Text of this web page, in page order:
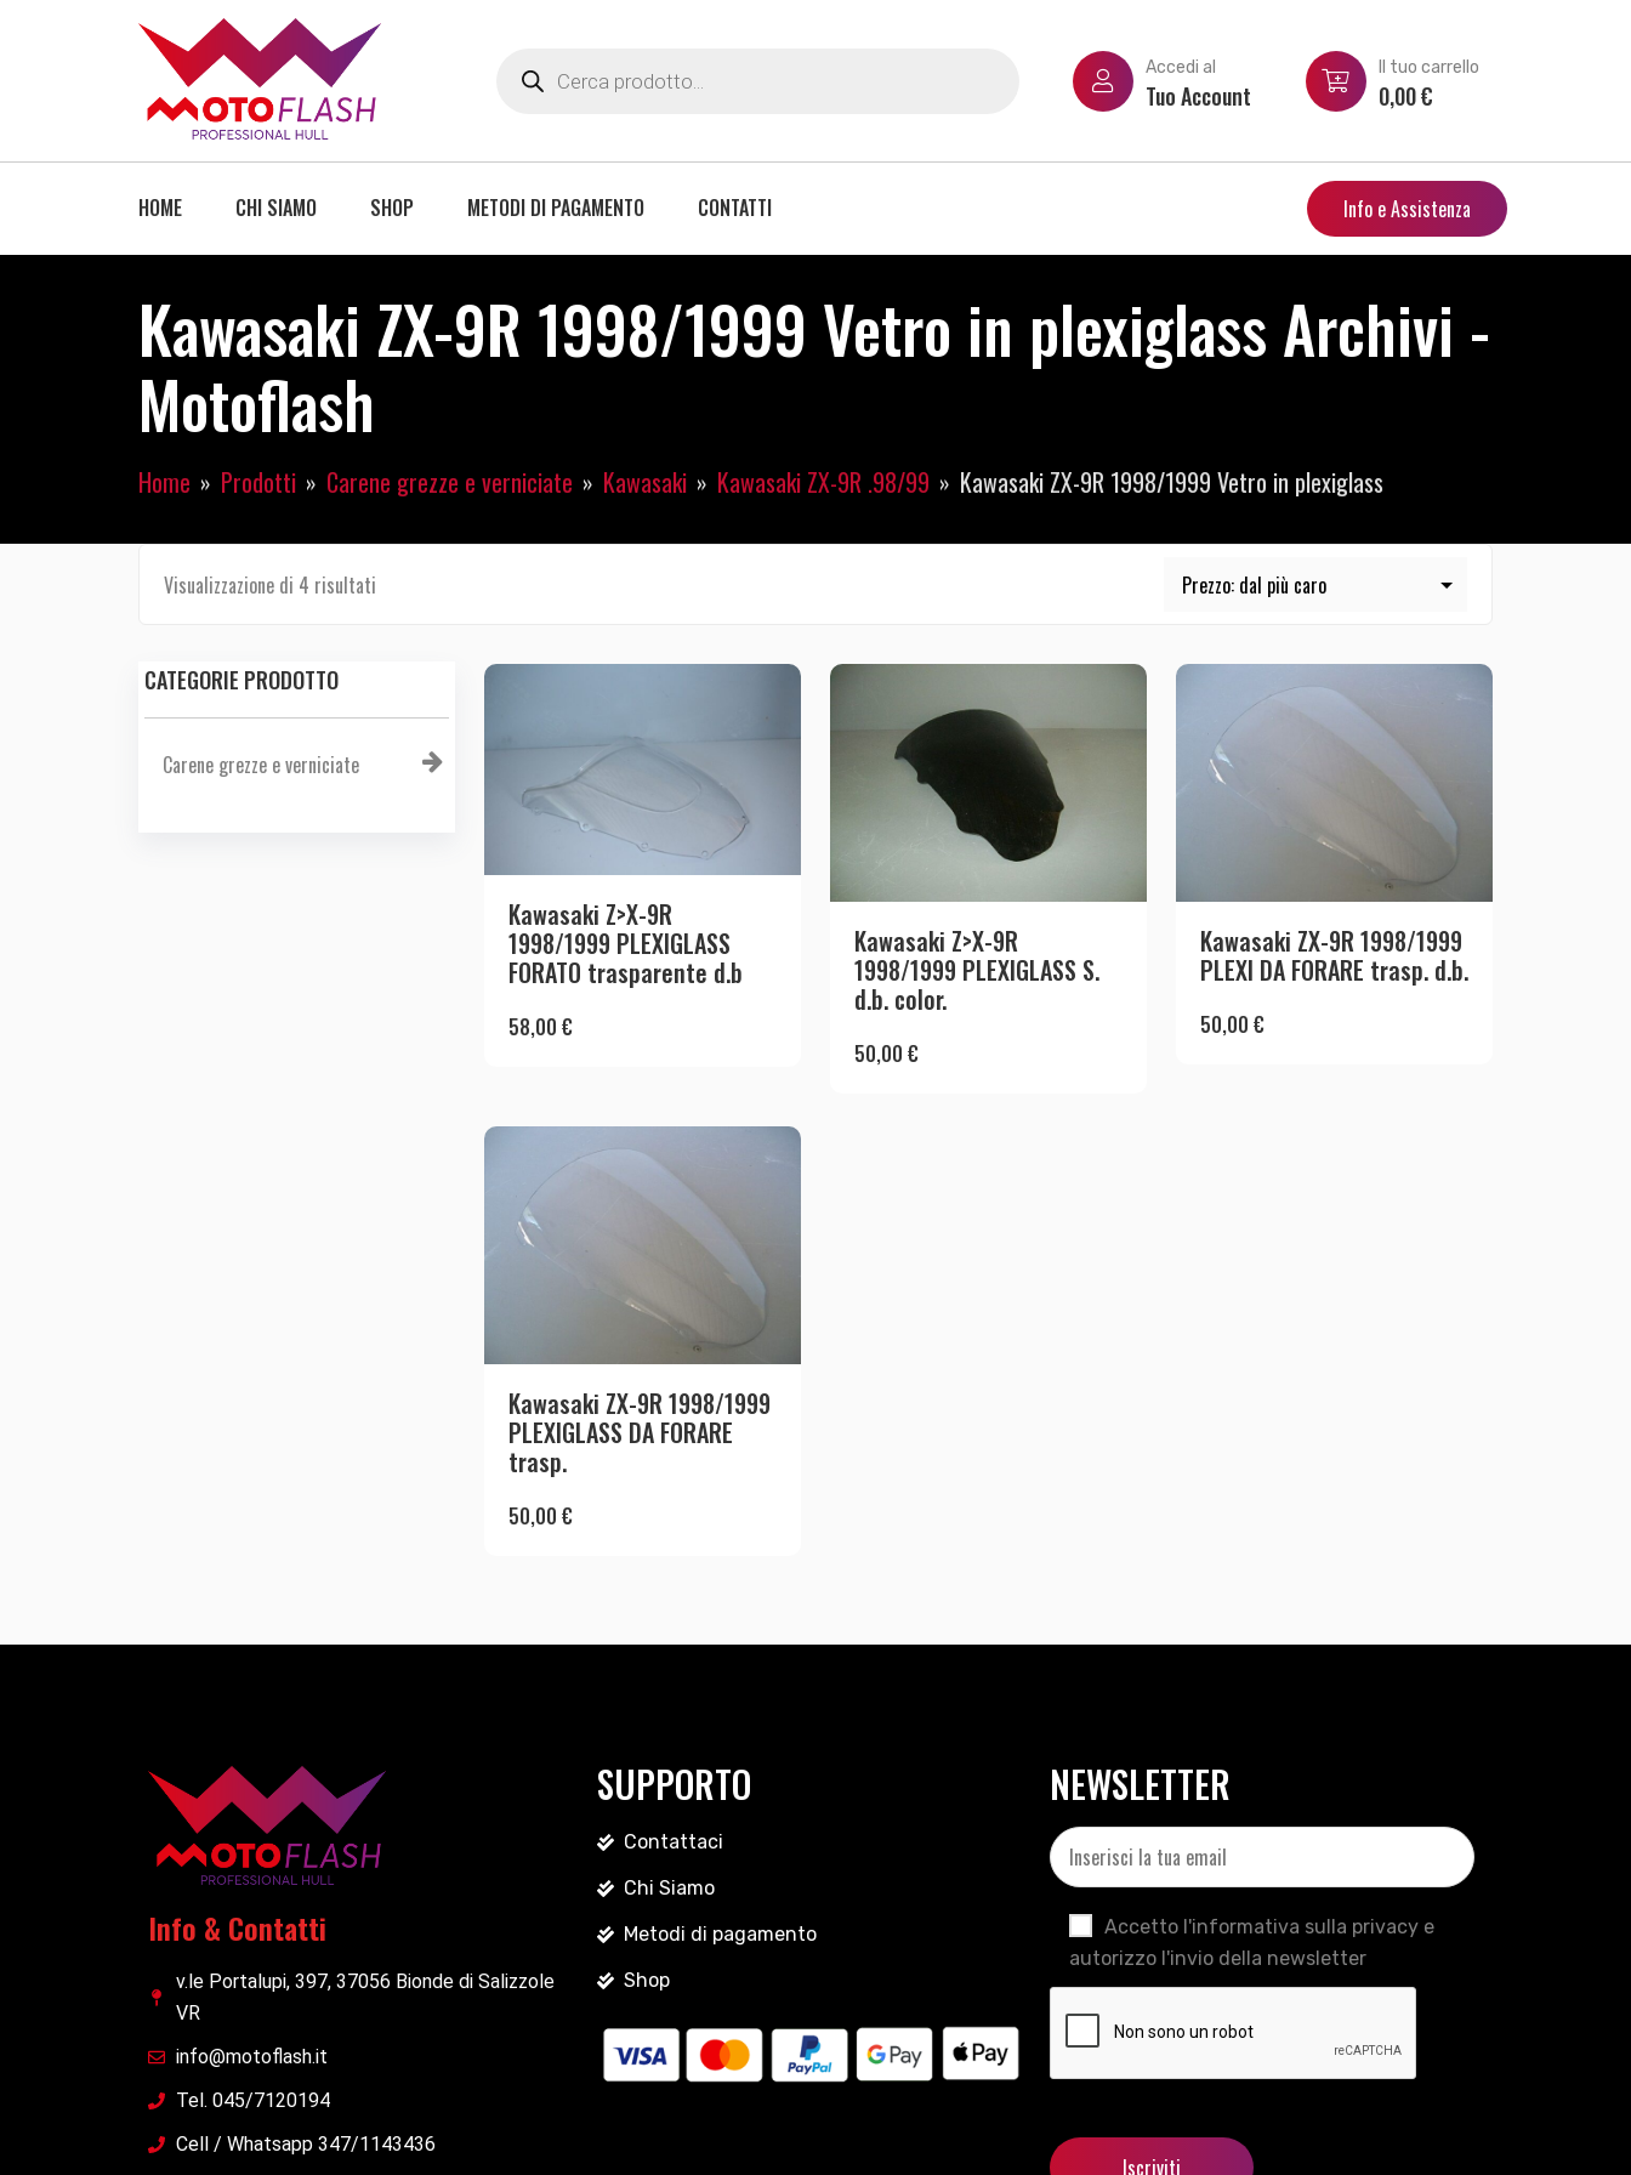
Accedi al
Tuo Account
Il tuo carrello
0,00€
HOME CHI SIAMO SHOP METODI DI PAGAMENTO CONTATTI Info e Assistenza
Kawasaki ZX-9R 1998/1999 Vetro in plexiglass Archivi -
Motoflash
Home Prodotti Carene grezze e verniciate Kawasaki Kawasaki ZX-9R .98/99 Kawasaki ZX-9R 1998/1999 Vetro in plexiglass
Visualizzazione di 4 risultati
CATEGORIE PRODOTTO
Carene grezze e verniciate
Kawasaki Z>X-9R
1998/1999 PLEXIGLASS
FORATO trasparente d.b
58,00 €
Kawasaki Z>X-9R
1998/1999 PLEXIGLASS S.
d.b. color.
50,00 €
Kawasaki ZX-9R 1998/1999
PLEXI DA FORARE trasp. d.b.
50,00 €
Kawasaki ZX-9R 1998/1999
PLEXIGLASS DA FORARE
trasp.
50,00 €
Info & Contatti
v.le Portalupi, 397, 37056 Bionde di Salizzole
VR
info@motoflash.it
Tel. 045/7120194
Cell / Whatsapp 347/1143436
SUPPORTO
Contattaci
Chi Siamo
Metodi di pagamento
Shop
NEWSLETTER
Accetto l'informativa sulla privacy e
autorizzo l'invio della newsletter